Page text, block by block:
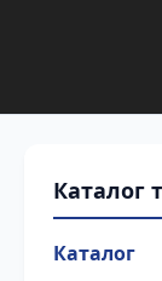
Каталог